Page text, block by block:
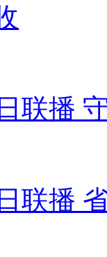
联播
联播